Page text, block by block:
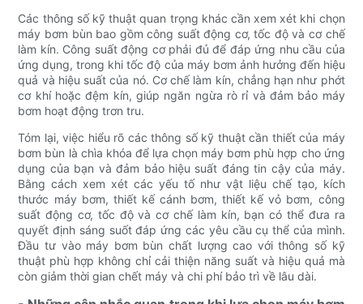
Các thông số kỹ thuật quan trọng khác cần xem xét khi chọn
máy bơm bùn bao gồm công suất động cơ, tốc độ và cơ chế
làm kín. Công suất động cơ phải đủ để đáp ứng nhu cầu của
ứng dụng, trong khi tốc độ của máy bơm ảnh hưởng đến hiệu
quả và hiệu suất của nó. Cơ chế làm kín, chẳng hạn như phớt
cơ khí hoặc đệm kín, giúp ngăn ngừa rò rỉ và đảm bảo máy
bơm hoạt động trơn tru.
Tóm lại, việc hiểu rõ các thông số kỹ thuật cần thiết của máy
bơm bùn là chìa khóa để lựa chọn máy bơm phù hợp cho ứng
dụng của bạn và đảm bảo hiệu suất đáng tin cậy của máy.
Bằng cách xem xét các yếu tố như vật liệu chế tạo, kích
thước máy bơm, thiết kế cánh bơm, thiết kế vỏ bơm, công
suất động cơ, tốc độ và cơ chế làm kín, bạn có thể đưa ra
quyết định sáng suốt đáp ứng các yêu cầu cụ thể của mình.
Đầu tư vào máy bơm bùn chất lượng cao với thông số kỹ
thuật phù hợp không chỉ cải thiện năng suất và hiệu quả mà
còn giảm thời gian chết máy và chi phí bảo trì về lâu dài.